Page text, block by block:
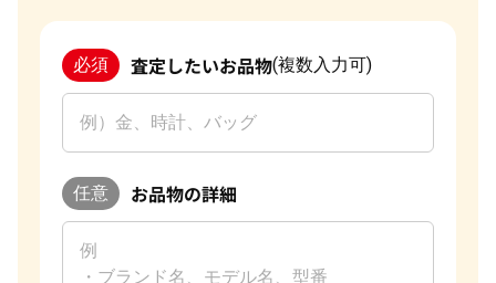
必須 査定したいお品物(複数入力可)
任意 お品物の詳細